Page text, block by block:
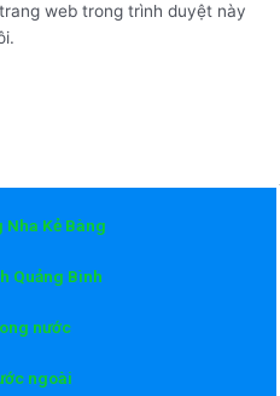
web trong trình duyệt này
Nha Kẻ Bàng
Quảng Bình
nước
ngoài